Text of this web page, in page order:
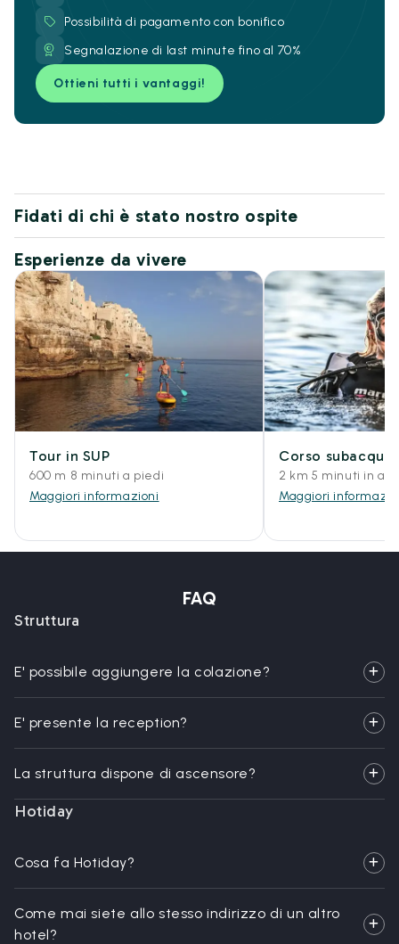
Possibilità di pagamento con bonifico
Segnalazione di last minute fino al 70%
Ottieni tutti i vantaggi!
Fidati di chi è stato nostro ospite
Esperienze da vivere
Tour in SUP
600 m 8 minuti a piedi
Maggiori informazioni
Corso
2 km 5 minuti in
Maggiori
FAQ
Struttura
E' possibile aggiungere la colazione?
E' presente la reception?
La struttura dispone di ascensore?
Hotiday
Cosa fa Hotiday?
Come mai siete allo stesso indirizzo di un altro
hotel?